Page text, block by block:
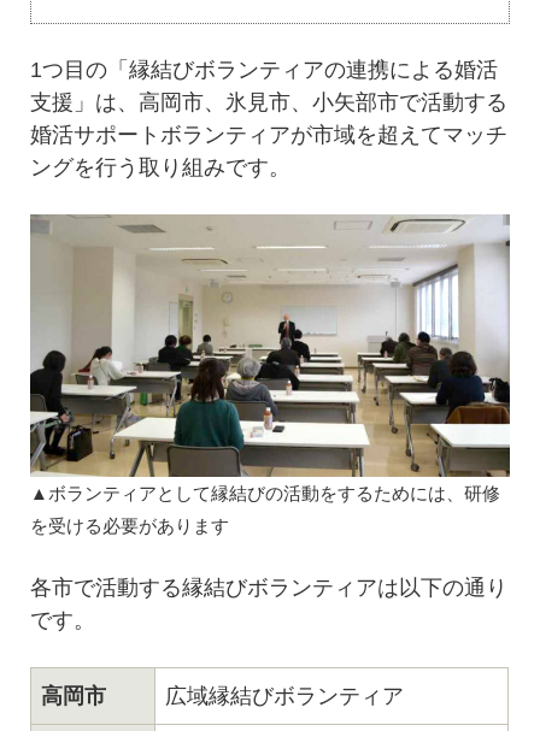
1つ目の「縁結びボランティアの連携による婚活
支援」は、高岡市、氷見市、小矢部市で活動する
婚活サポートボランティアが市域を超えてマッチ
ングを行う取り組みです。
▲ボランティアとして縁結びの活動をするためには、研修
を受ける必要があります
各市で活動する縁結びボランティアは以下の通り
です。
高岡市 広域縁結びボランティア